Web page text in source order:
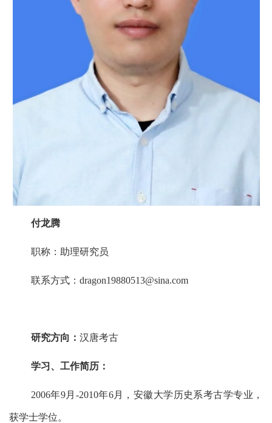
付龙腾
职称：助理研究员
联系方式：dragon19880513@sina.com
研究方向： 汉唐考古
学习、工作简历：
2006年9月-2010年6月，安徽大学历史系考古学专业，
获学士学位。